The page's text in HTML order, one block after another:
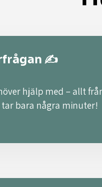
✍️
hjälp med – allt
bara några minuter!